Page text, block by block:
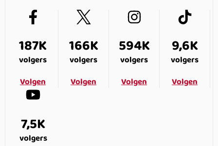
187K
volgers
Volgen
166K
volgers
Volgen
594K
volgers
Volgen
9,6K
volgers
Volgen
7,5K
volgers